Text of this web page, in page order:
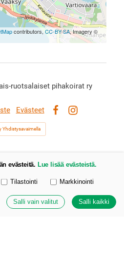
contributors,CC-BY-SA, Imagery ©
ruotsalaiset pihakoirat ry
Evästeet
Yhdistysavaimella
evästeitä. Lue lisää evästeistä.
Tilastointi Markkinointi
Salli vain valitut Salli kaikki